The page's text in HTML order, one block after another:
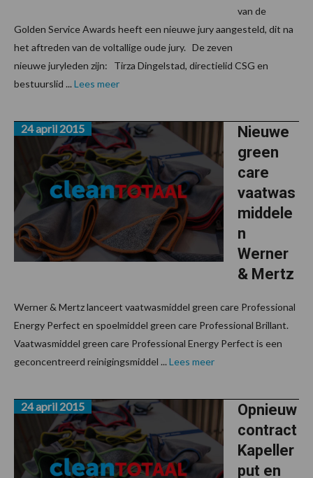
van de
Golden Service Awards heeft een nieuwe jury aangesteld, dit na
het aftreden van de voltallige oude jury. De zeven
nieuwe juryleden zijn: Tirza Dingelstad, directielid CSG en
bestuurslid ...Lees meer
Nieuwe
green
care
vaatwas
middele
n
Werner
& Mertz
24 april 2015
Werner & Mertz lanceert vaatwasmiddel green care Professional
Energy Perfect en spoelmiddel green care Professional Brillant.
Vaatwasmiddel green care Professional Energy Perfect is een
geconcentreerd reinigingsmiddel ...Lees meer
Opnieuw
contract
Kapeller
put en
24 april 2015